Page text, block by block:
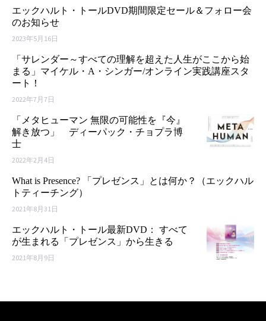
エックハルト・トールDVD期間限定セール＆フォロー会
のお知らせ
2023年5月16日
「サレンダー～すべての理解を超えた人生がここから始
まる」マイケル・A・シンガー/オンライン実践講座スタ
ート！
2022年7月7日
「メタヒューマン 無限の可能性を『今』
解き放つ」 ディーパック・チョプラ博
士
2022年2月4日
What is Presence? 「プレゼンス」とは何か？（エックハル
トティーチング）
2021年8月31日
エックハルト・トール最新DVD： すべて
が生まれる「プレゼンス」から生きる
2021年8月9日